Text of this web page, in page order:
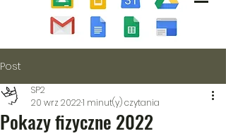
Post
Pokazy fizyczne 2022
SP2
20 wrz 20221 minut(y) czytania